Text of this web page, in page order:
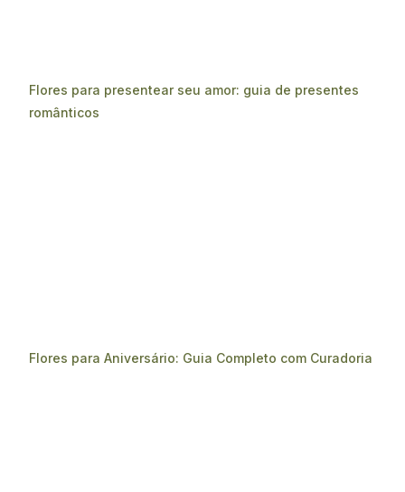
Flores para presentear seu amor: guia de presentes
românticos
Flores para Aniversário: Guia Completo com Curadoria